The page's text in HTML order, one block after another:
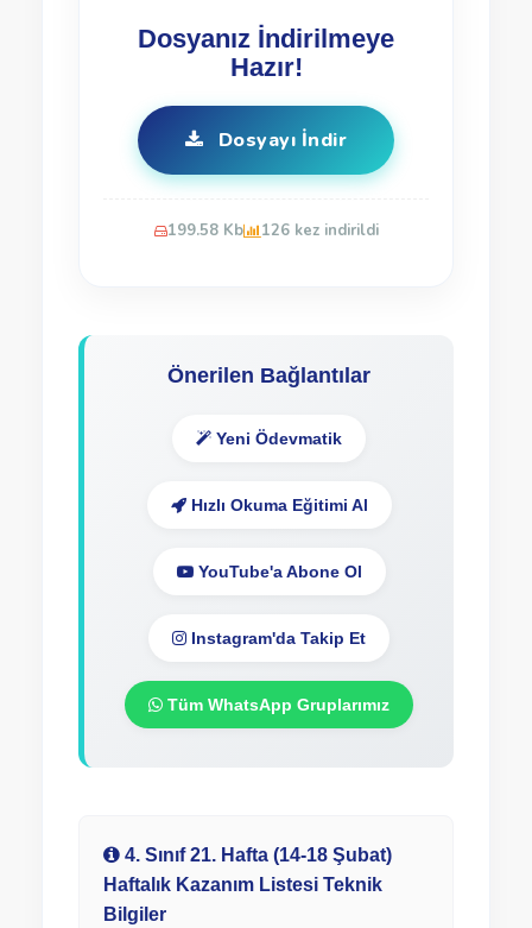
Dosyanız İndirilmeye
Hazır!
Dosyayı İndir
199.58 Kb 126 kez indirildi
Önerilen Bağlantılar
Yeni Ödevmatik
Hızlı Okuma Eğitimi Al
YouTube'a Abone Ol
Instagram'da Takip Et
Tüm WhatsApp Gruplarımız
4. Sınıf 21. Hafta (14-18 Şubat)
Haftalık Kazanım Listesi Teknik
Bilgiler